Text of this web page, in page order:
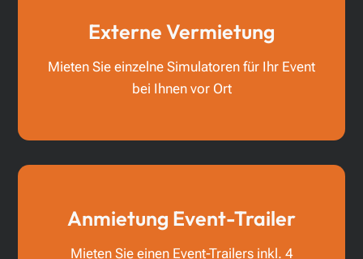
Externe Vermietung
Mieten Sie einzelne Simulatoren für Ihr Event
bei Ihnen vor Ort
Anmietung Event-Trailer
Mieten Sie einen Event-Trailers inkl. 4